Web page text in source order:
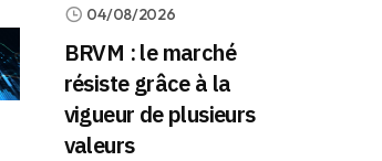
04/08/2026
BRVM : le marché
résiste grâce à la
vigueur de plusieurs
valeurs